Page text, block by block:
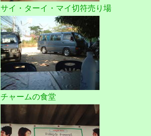
サイ・ターイ・マイ切符売り場
チャームの食堂